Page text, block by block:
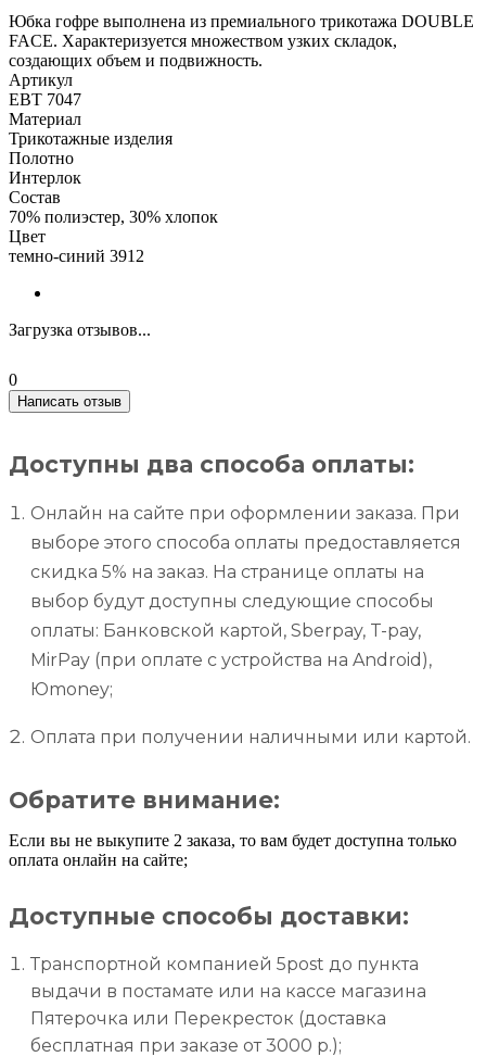
Юбка гофре выполнена из премиального трикотажа DOUBLE
FACE. Характеризуется множеством узких складок,
создающих объем и подвижность.
Артикул
ЕВТ 7047
Материал
Трикотажные изделия
Полотно
Интерлок
Состав
70% полиэстер, 30% хлопок
Цвет
темно-синий 3912
Загрузка отзывов...
0
Написать отзыв
Доступны два способа оплаты:
Онлайн на сайте при оформлении заказа. При
выборе этого способа оплаты предоставляется
скидка 5% на заказ. На странице оплаты на
выбор будут доступны следующие способы
оплаты: Банковской картой, Sberpay, T-pay,
MirPay (при оплате с устройства на Android),
Юmoney;
Оплата при получении наличными или картой.
Обратите внимание:
Если вы не выкупите 2 заказа, то вам будет доступна только
оплата онлайн на сайте;
Доступные способы доставки:
Транспортной компанией 5post до пункта
выдачи в постамате или на кассе магазина
Пятерочка или Перекресток (доставка
бесплатная при заказе от 3000 р.);